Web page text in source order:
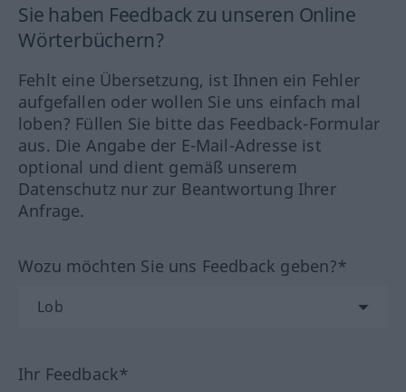
Sie haben Feedback zu unseren Online
Wörterbüchern?
Fehlt eine Übersetzung, ist Ihnen ein Fehler
aufgefallen oder wollen Sie uns einfach mal
loben? Füllen Sie bitte das Feedback-Formular
aus. Die Angabe der E-Mail-Adresse ist
optional und dient gemäß unserem
Datenschutz nur zur Beantwortung Ihrer
Anfrage.
Wozu möchten Sie uns Feedback geben?*
Ihr Feedback*